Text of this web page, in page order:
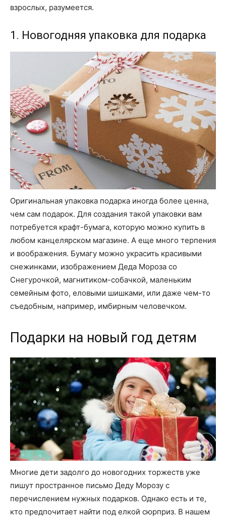
взрослых, разумеется.
1. Новогодняя упаковка для подарка
Оригинальная упаковка подарка иногда более ценна,
чем сам подарок. Для создания такой упаковки вам
потребуется крафт-бумага, которую можно купить в
любом канцелярском магазине. А еще много терпения
и воображения. Бумагу можно украсить красивыми
снежинками, изображением Деда Мороза со
Снегурочкой, магнитиком-собачкой, маленьким
семейным фото, еловыми шишками, или даже чем-то
съедобным, например, имбирным человечком.
Подарки на новый год детям
Многие дети задолго до новогодних торжеств уже
пишут пространное письмо Деду Морозу с
перечислением нужных подарков. Однако есть и те,
кто предпочитает найти под елкой сюрприз. В нашем